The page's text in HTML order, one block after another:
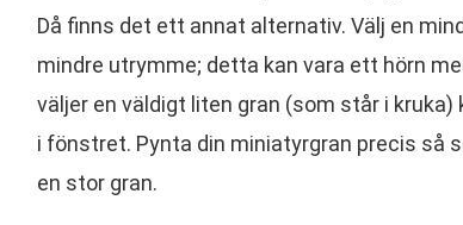
Då finns det ett annat alternativ. Välj en
mindre utrymme; detta kan vara ett hörn
väljer en väldigt liten gran (som står i kruka)
i fönstret. Pynta din miniatyrgran precis så
en stor gran.